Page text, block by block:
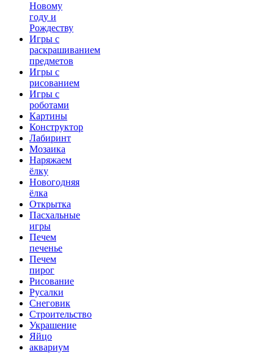
Новому
году и
Рождеству
Игры с
раскрашиванием
предметов
Игры с
рисованием
Игры с
роботами
Картины
Конструктор
Лабиринт
Мозаика
Наряжаем
ёлку
Новогодняя
ёлка
Открытка
Пасхальные
игры
Печем
печенье
Печем
пирог
Рисование
Русалки
Снеговик
Строительство
Украшение
Яйцо
аквариум